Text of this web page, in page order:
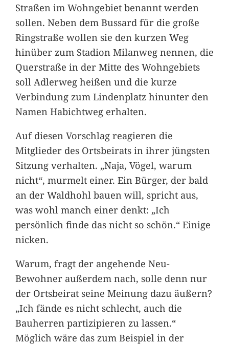
Straßen im Wohngebiet benannt werden
sollen. Neben dem Bussard für die große
Ringstraße wollen sie den kurzen Weg
hinüber zum Stadion Milanweg nennen, die
Querstraße in der Mitte des Wohngebiets
soll Adlerweg heißen und die kurze
Verbindung zum Lindenplatz hinunter den
Namen Habichtweg erhalten.
Auf diesen Vorschlag reagieren die
Mitglieder des Ortsbeirats in ihrer jüngsten
Sitzung verhalten. „Naja, Vögel, warum
nicht“, murmelt einer. Ein Bürger, der bald
an der Waldhohl bauen will, spricht aus,
was wohl manch einer denkt: „Ich
persönlich finde das nicht so schön.“ Einige
nicken.
Warum, fragt der angehende Neu-
Bewohner außerdem nach, solle denn nur
der Ortsbeirat seine Meinung dazu äußern?
„Ich fände es nicht schlecht, auch die
Bauherren partizipieren zu lassen.“
Möglich wäre das zum Beispiel in der